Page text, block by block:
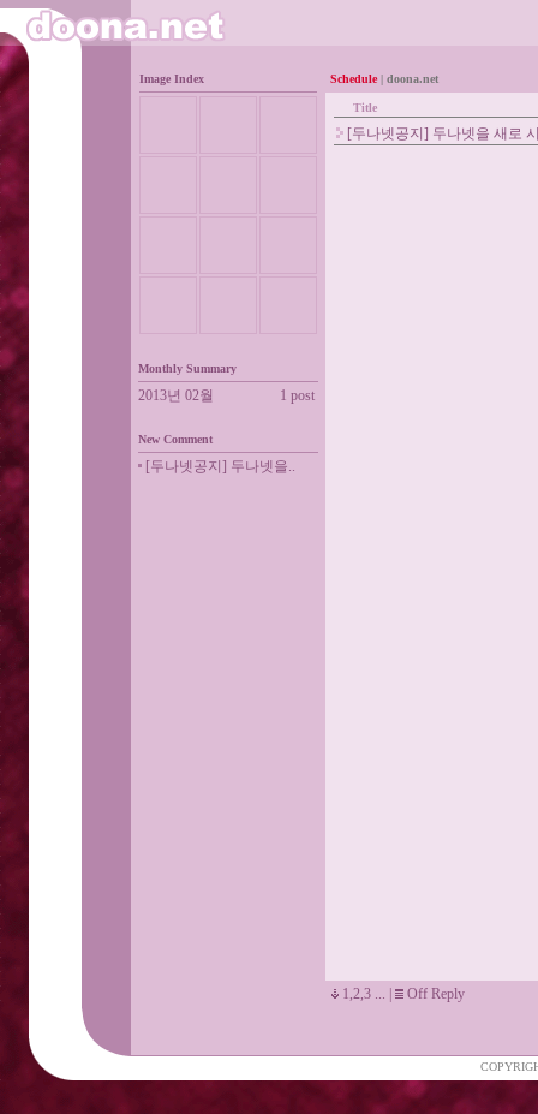
Image Index
Monthly Summary
2013년 02월 1 post
New Comment
[두나넷공지] 두나넷을..
Schedule | doona.net
Title
[두나넷공지] 두나넷을 새로
1,2,3 ... Off Reply